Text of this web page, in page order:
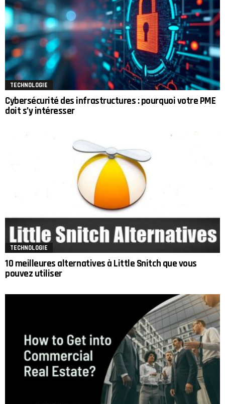
TECHNOLOGIE
Cybersécurité des infrastructures : pourquoi votre PME
doit s’y intéresser
TECHNOLOGIE
10 meilleures alternatives à Little Snitch que vous
pouvez utiliser